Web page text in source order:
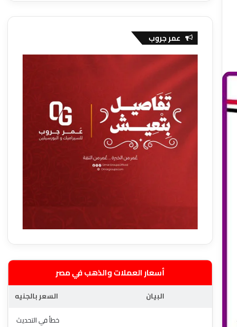
عمر جروب
أسعار العملات والذهب في مصر
البيان
السعر بالجنيه
خطأ في التحديث